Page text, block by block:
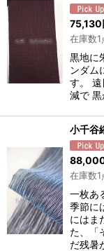
75,130
在庫数1
黒地に
ンダム
す。
減で
小千谷
在庫数1
一枚あ
季節に
にはま
た、「
だ残暑